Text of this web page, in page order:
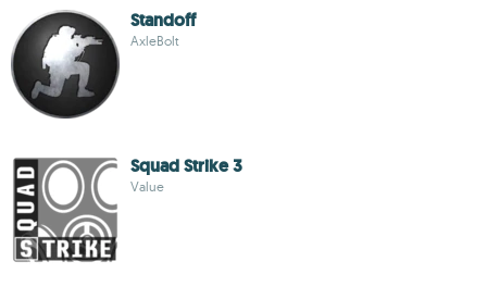
Standoff
AxleBolt
Squad Strike 3
Value